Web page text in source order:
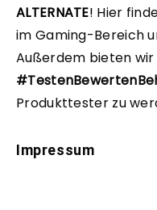
ALTERNATE! Hier
im Gaming-Bereich
Außerdem bieten
Produkttester zu
Impressum